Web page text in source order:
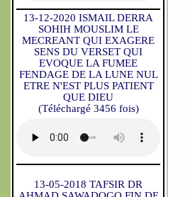
13-12-2020 ISMAIL DERRA
SOHIH MOUSLIM LE
MECREANT QUI EXAGERE
SENS DU VERSET QUI
EVOQUE LA FUMEE
FENDAGE DE LA LUNE NUL
ETRE N'EST PLUS PATIENT
QUE DIEU
(Téléchargé 3456 fois)
13-05-2018 TAFSIR DR